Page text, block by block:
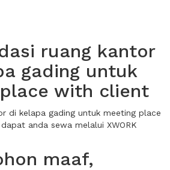
ruang kantor
gading untuk
with client
di kelapa gading untuk meeting place
anda sewa melalui XWORK
maaf,